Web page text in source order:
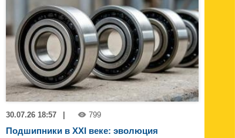
30.07.26 18:57 799
Подшипники в XXI веке: эволюция